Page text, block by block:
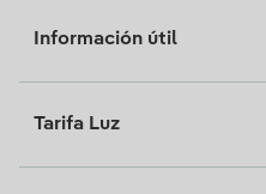
Información útil
Tarifa Luz